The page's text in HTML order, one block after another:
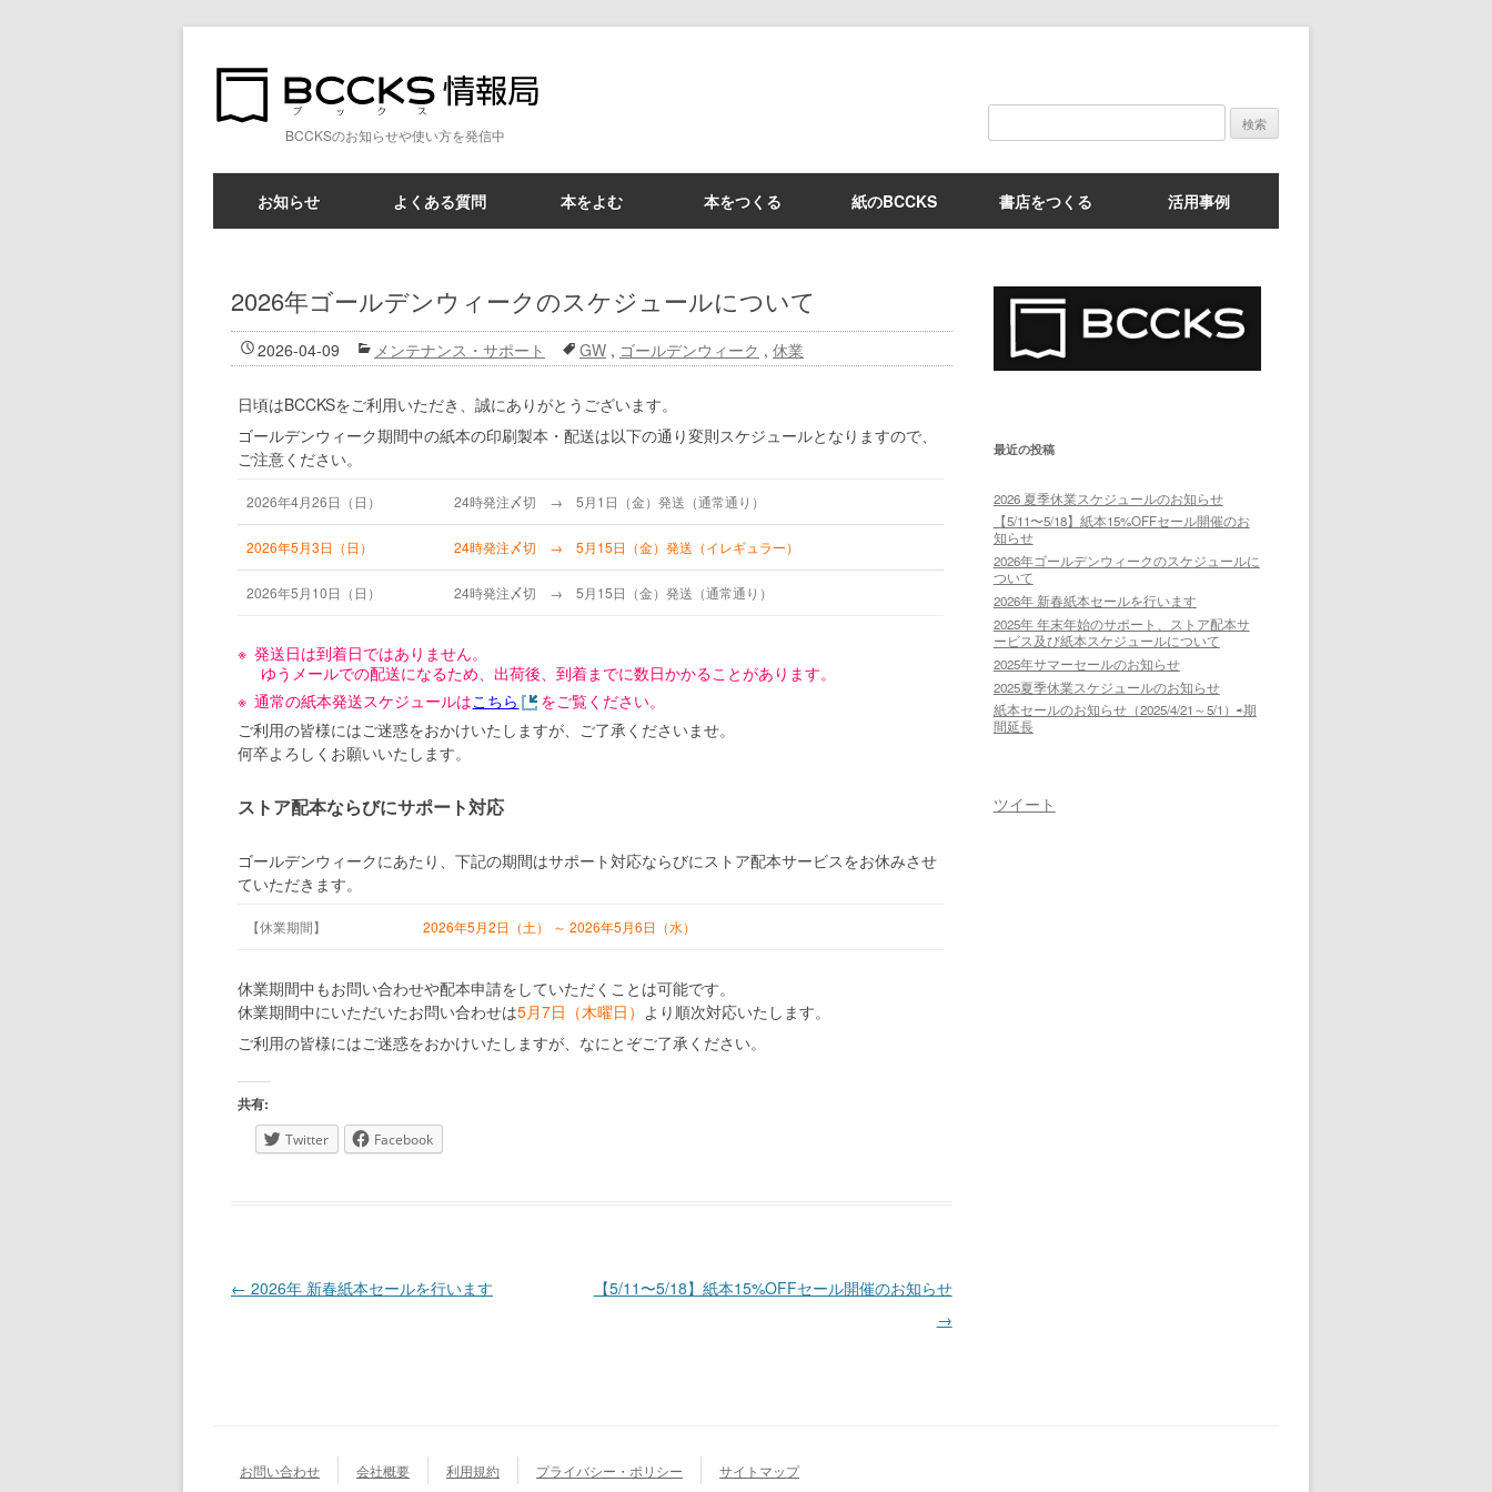
BCCKSのお知らせや使い方を発信中
検
お知らせ よくある質問 本をよむ 本をつくる 紙のBCCKS 書店をつくる 活用事例
2026年ゴールデンウィークのスケジュールについて
2026-04-09 メンテナンス・サポート GW , ゴールデンウィーク , 休業
日頃はBCCKSをご利用いただき、誠にありがとうございます。
ゴールデンウィーク期間中の紙本の印刷製本・配送は以下の通り変則スケジュールとなりますので、
ご注意ください。
2026年4月26日（日） 24時発注〆切 → 5月1日（金）発送（通常通り）
2026年5月3日（日） 24時発注〆切 → 5月15日（金）発送（イレギュラー）
2026年5月10日（日） 24時発注〆切 → 5月15日（金）発送（通常通り）
発送日は到着日ではありません。
ゆうメールでの配送になるため、出荷後、到着までに数日かかることがあります。
通常の紙本発送スケジュールはこちら
をご覧ください。
ご利用の皆様にはご迷惑をおかけいたしますが、ご了承くださいませ。
何卒よろしくお願いいたします。
ストア配本ならびにサポート対応
ゴールデンウィークにあたり、下記の期間はサポート対応ならびにストア配本サービスをお休みさせ
ていただきます。
【休業期間】 2026年5月2日（土） ～ 2026年5月6日（水）
休業期間中もお問い合わせや配本申請をしていただくことは可能です。
休業期間中にいただいたお問い合わせは5月7日（木曜日） より順次対応いたします。
ご利用の皆様にはご迷惑をおかけいたしますが、なにとぞご了承ください。
共有:
Twitter Facebook
投稿ナビゲーション
← 2026年 新春紙本セールを行います
【5/11〜5/18】紙本15%OFFセール開催のお知らせ
→
最近の投稿
2026 夏季休業スケジュールのお知らせ
【5/11〜5/18】紙本15%OFFセール開催のお
知らせ
2026年ゴールデンウィークのスケジュールに
ついて
2026年 新春紙本セールを行います
2025年 年末年始のサポート、ストア配本サ
ービス及び紙本スケジュールについて
2025年サマーセールのお知らせ
2025夏季休業スケジュールのお知らせ
紙本セールのお知らせ（2025/4/21～5/1）⇨期
間延長
ツイート
お問い合わせ 会社概要 利用規約 プライバシー・ポリシー サイトマップ